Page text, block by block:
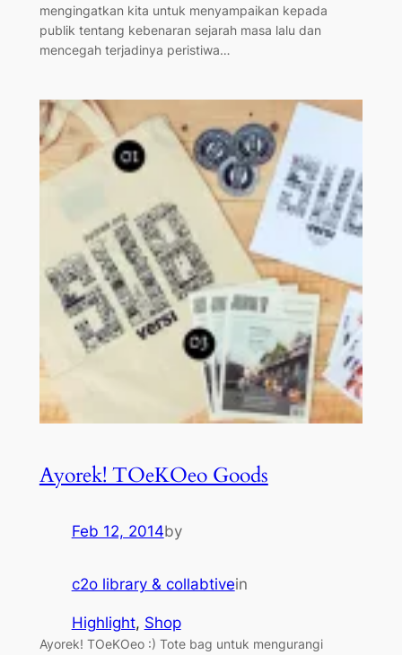
mengingatkan kita untuk menyampaikan kepada
publik tentang kebenaran sejarah masa lalu dan
mencegah terjadinya peristiwa…
Ayorek! TOeKOeo Goods
Feb 12, 2014by
c2o library & collabtivein
Highlight, Shop
Ayorek! TOeKOeo :) Tote bag untuk mengurangi